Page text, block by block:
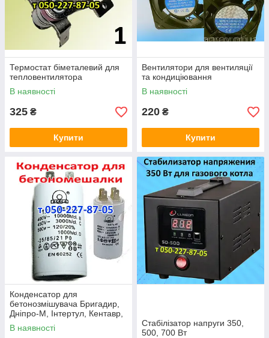
Термостат біметалевий для
тепловентилятора
В наявності
325 ₴
Купити
Вентилятори для вентиляції
та кондиціювання
В наявності
220 ₴
Купити
Конденсатор для
бетонозмішувача Бригадир,
Дніпро-М, Інтертул, Кентавр,
Зріст, Хартех, Елпром
В наявності
Стабілізатор напруги 350,
500, 700 Вт